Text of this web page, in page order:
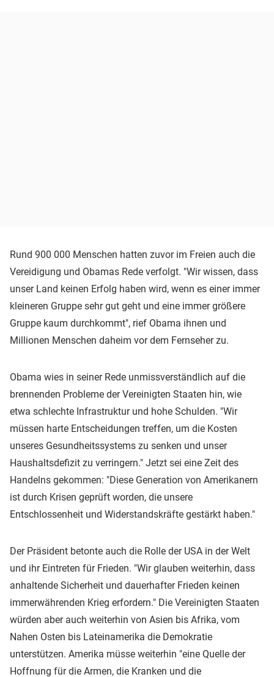
Rund 900 000 Menschen hatten zuvor im Freien auch die
Vereidigung und Obamas Rede verfolgt. "Wir wissen, dass
unser Land keinen Erfolg haben wird, wenn es einer immer
kleineren Gruppe sehr gut geht und eine immer größere
Gruppe kaum durchkommt", rief Obama ihnen und
Millionen Menschen daheim vor dem Fernseher zu.
Obama wies in seiner Rede unmissverständlich auf die
brennenden Probleme der Vereinigten Staaten hin, wie
etwa schlechte Infrastruktur und hohe Schulden. "Wir
müssen harte Entscheidungen treffen, um die Kosten
unseres Gesundheitssystems zu senken und unser
Haushaltsdefizit zu verringern." Jetzt sei eine Zeit des
Handelns gekommen: "Diese Generation von Amerikanern
ist durch Krisen geprüft worden, die unsere
Entschlossenheit und Widerstandskräfte gestärkt haben."
Der Präsident betonte auch die Rolle der USA in der Welt
und ihr Eintreten für Frieden. "Wir glauben weiterhin, dass
anhaltende Sicherheit und dauerhafter Frieden keinen
immerwährenden Krieg erfordern." Die Vereinigten Staaten
würden aber auch weiterhin von Asien bis Afrika, vom
Nahen Osten bis Lateinamerika die Demokratie
unterstützen. Amerika müsse weiterhin "eine Quelle der
Hoffnung für die Armen, die Kranken und die